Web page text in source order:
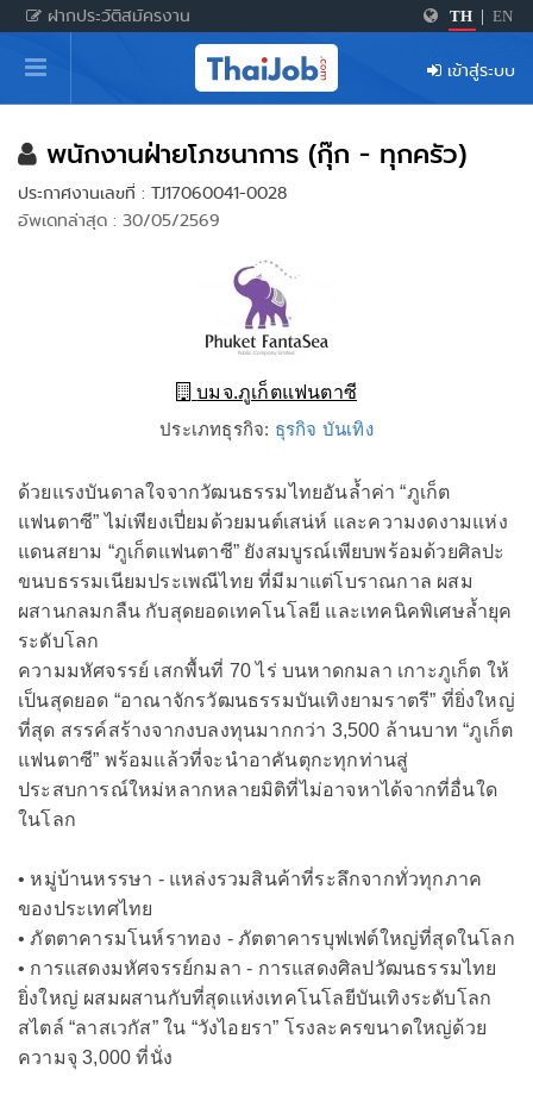
ฝากประวัติสมัครงาน TH EN
หน้าหลัก
ผู้สมัครงาน: เข้าสู่ระบบ
ฝากประวัติสมัครงาน
เกร็ดความรู้
เข้าสู่ระบบ
พนักงานฝ่ายโภชนาการ (กุ๊ก - ทุกครัว)
ประกาศงานเลขที่ : TJ17060041-0028
อัพเดทล่าสุด : 30/05/2569
บมจ.ภูเก็ตแฟนตาซี
ประเภทธุรกิจ: ธุรกิจ บันเทิง
ด้วยแรงบันดาลใจจากวัฒนธรรมไทยอันล้ำค่า “ภูเก็ต
แฟนตาซี” ไม่เพียงเปี่ยมด้วยมนต์เสน่ห์ และความงดงามแห่ง
แดนสยาม “ภูเก็ตแฟนตาซี” ยังสมบูรณ์เพียบพร้อมด้วยศิลปะ
ขนบธรรมเนียมประเพณีไทย ที่มีมาแต่โบราณกาล ผสม
ผสานกลมกลืน กับสุดยอดเทคโนโลยี และเทคนิคพิเศษล้ำยุค
ระดับโลก
ความมหัศจรรย์ เสกพื้นที่ 70 ไร่ บนหาดกมลา เกาะภูเก็ต ให้
เป็นสุดยอด “อาณาจักรวัฒนธรรมบันเทิงยามราตรี” ที่ยิ่งใหญ่
ที่สุด สรรค์สร้างจากงบลงทุนมากกว่า 3,500 ล้านบาท “ภูเก็ต
แฟนตาซี” พร้อมแล้วที่จะนำอาคันตุกะทุกท่านสู่
ประสบการณ์ใหม่หลากหลายมิติที่ไม่อาจหาได้จากที่อื่นใด
ในโลก
• หมู่บ้านหรรษา - แหล่งรวมสินค้าที่ระลึกจากทั่วทุกภาค
ของประเทศไทย
• ภัตตาคารมโนห์ราทอง - ภัตตาคารบุฟเฟต์ใหญ่ที่สุดในโลก
• การแสดงมหัศจรรย์กมลา - การแสดงศิลปวัฒนธรรมไทย
ยิ่งใหญ่ ผสมผสานกับที่สุดแห่งเทคโนโลยีบันเทิงระดับโลก
สไตล์ “ลาสเวกัส” ใน “วังไอยรา” โรงละครขนาดใหญ่ด้วย
ความจุ 3,000 ที่นั่ง